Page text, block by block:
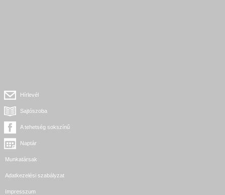
Hírlevél
Sajtószoba
A tehetség sokszínű
Naptár
Munkatársak
Adatkezelési szabályzat
Impresszum